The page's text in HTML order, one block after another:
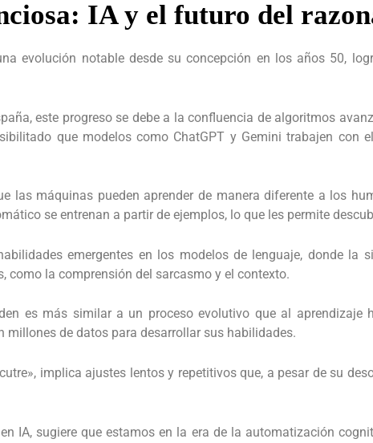
IA y el futuro del
evolución notable desde su concepción en los años 50,
este progreso se debe a la confluencia de algoritmos
que modelos como ChatGPT y Gemini trabajen con
las máquinas pueden aprender de manera diferente a los
se entrenan a partir de ejemplos, lo que les permite
emergentes en los modelos de lenguaje, donde la
como la comprensión del sarcasmo y el contexto.
es más similar a un proceso evolutivo que al aprendizaje
millones de datos para desarrollar sus habilidades.
implica ajustes lentos y repetitivos que, a pesar de su
IA, sugiere que estamos en la era de la automatización